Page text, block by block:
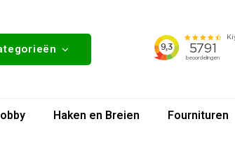
Haken en Breien Fournituren